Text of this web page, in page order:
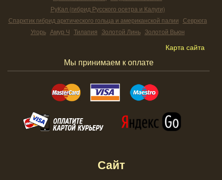
РуКал (гибрид Русского осетра и Калуги)
Спарктик гибрид арктического гольца и американской палии Севрюга
Угорь Амур Ч Тилапия Золотой Линь Золотой Вьюн
Карта сайта
Мы принимаем к оплате
Сайт